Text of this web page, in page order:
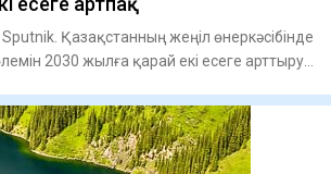
Қазақстанның жеңіл өнеркәсібінде
2030 жылға қарай екі есеге арттыру